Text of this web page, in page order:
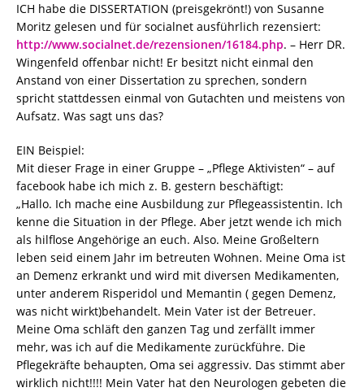
ICH habe die DISSERTATION (preisgekrönt!) von Susanne
Moritz gelesen und für socialnet ausführlich rezensiert:
http://www.socialnet.de/rezensionen/16184.php. – Herr DR.
Wingenfeld offenbar nicht! Er besitzt nicht einmal den
Anstand von einer Dissertation zu sprechen, sondern
spricht stattdessen einmal von Gutachten und meistens von
Aufsatz. Was sagt uns das?
EIN Beispiel:
Mit dieser Frage in einer Gruppe – „Pflege Aktivisten“ – auf
facebook habe ich mich z. B. gestern beschäftigt:
„Hallo. Ich mache eine Ausbildung zur Pflegeassistentin. Ich
kenne die Situation in der Pflege. Aber jetzt wende ich mich
als hilflose Angehörige an euch. Also. Meine Großeltern
leben seid einem Jahr im betreuten Wohnen. Meine Oma ist
an Demenz erkrankt und wird mit diversen Medikamenten,
unter anderem Risperidol und Memantin ( gegen Demenz,
was nicht wirkt)behandelt. Mein Vater ist der Betreuer.
Meine Oma schläft den ganzen Tag und zerfällt immer
mehr, was ich auf die Medikamente zurückführe. Die
Pflegekräfte behaupten, Oma sei aggressiv. Das stimmt aber
wirklich nicht!!!! Mein Vater hat den Neurologen gebeten die